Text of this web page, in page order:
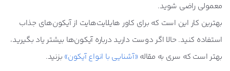
معمولی راضی شوید.
بهترین کار این است که برای کاور هایلایت‌هایت از آیکون‌های جذاب
استفاده کنید. حالا اگر دوست دارید درباره آیکون‌ها بیشتر یاد بگیرید،
بهتر است که سری به مقاله «آشنایی با انواع آیکون» بزنید.